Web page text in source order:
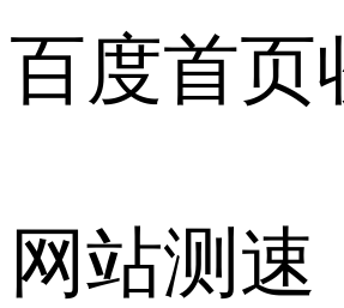
百度首页
网站测速